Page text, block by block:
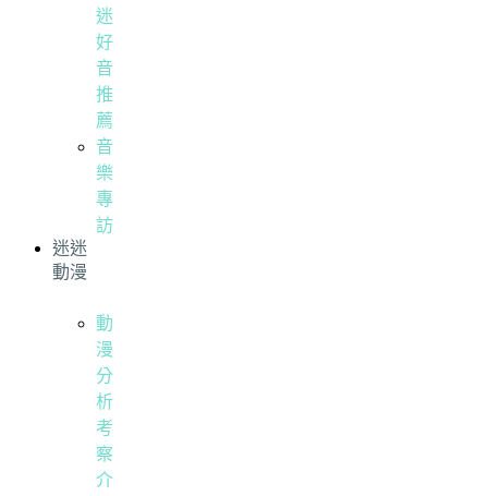
迷
好
音
推
薦
音
樂
專
訪
迷迷
動漫
動
漫
分
析
考
察
介